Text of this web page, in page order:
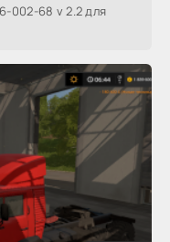
002-68 v 2.2 для